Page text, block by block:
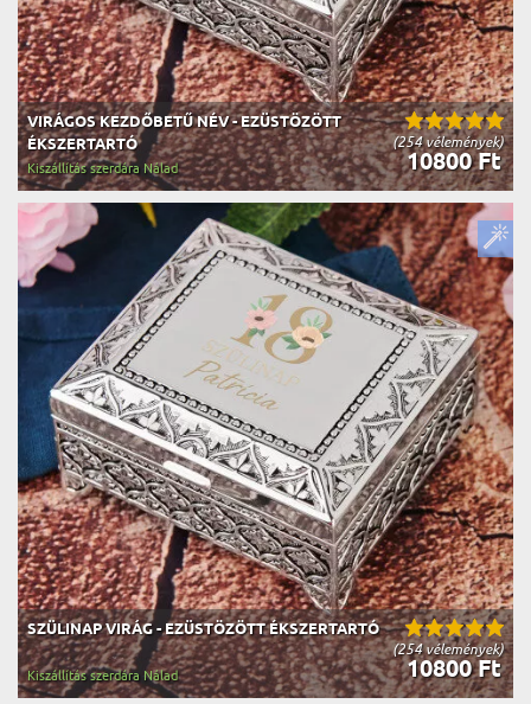
(254 vélemények)
VIRÁGOS KEZDŐBETŰ NÉV - EZÜSTÖZÖTT
ÉKSZERTARTÓ
10800 Ft
Kiszállítás szerdára Nálad
(254 vélemények)
SZÜLINAP VIRÁG - EZÜSTÖZÖTT ÉKSZERTARTÓ
10800 Ft
Kiszállítás szerdára Nálad